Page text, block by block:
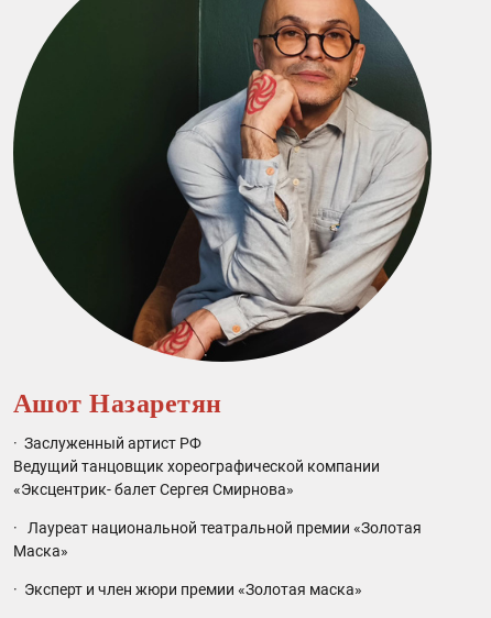
Ашот Назаретян
· Заслуженный артист РФ
Ведущий танцовщик хореографической компании
«Эксцентрик- балет Сергея Смирнова»
· Лауреат национальной театральной премии «Золотая
Маска»
· Эксперт и член жюри премии «Золотая маска»